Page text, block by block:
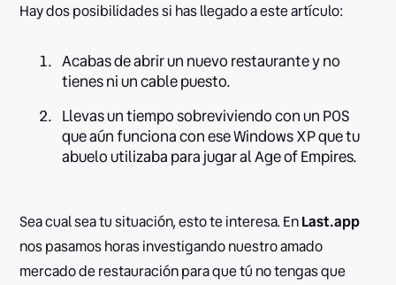
Hay dos posibilidades si has llegado a este artículo:
Acabas de abrir un nuevo restaurante y no
tienes ni un cable puesto.
Llevas un tiempo sobreviviendo con un POS
que aún funciona con ese Windows XP que tu
abuelo utilizaba para jugar al Age of Empires.
Sea cual sea tu situación, esto te interesa. EnLast.app
nos pasamos horas investigando nuestro amado
mercado de restauración para que tú no tengas que